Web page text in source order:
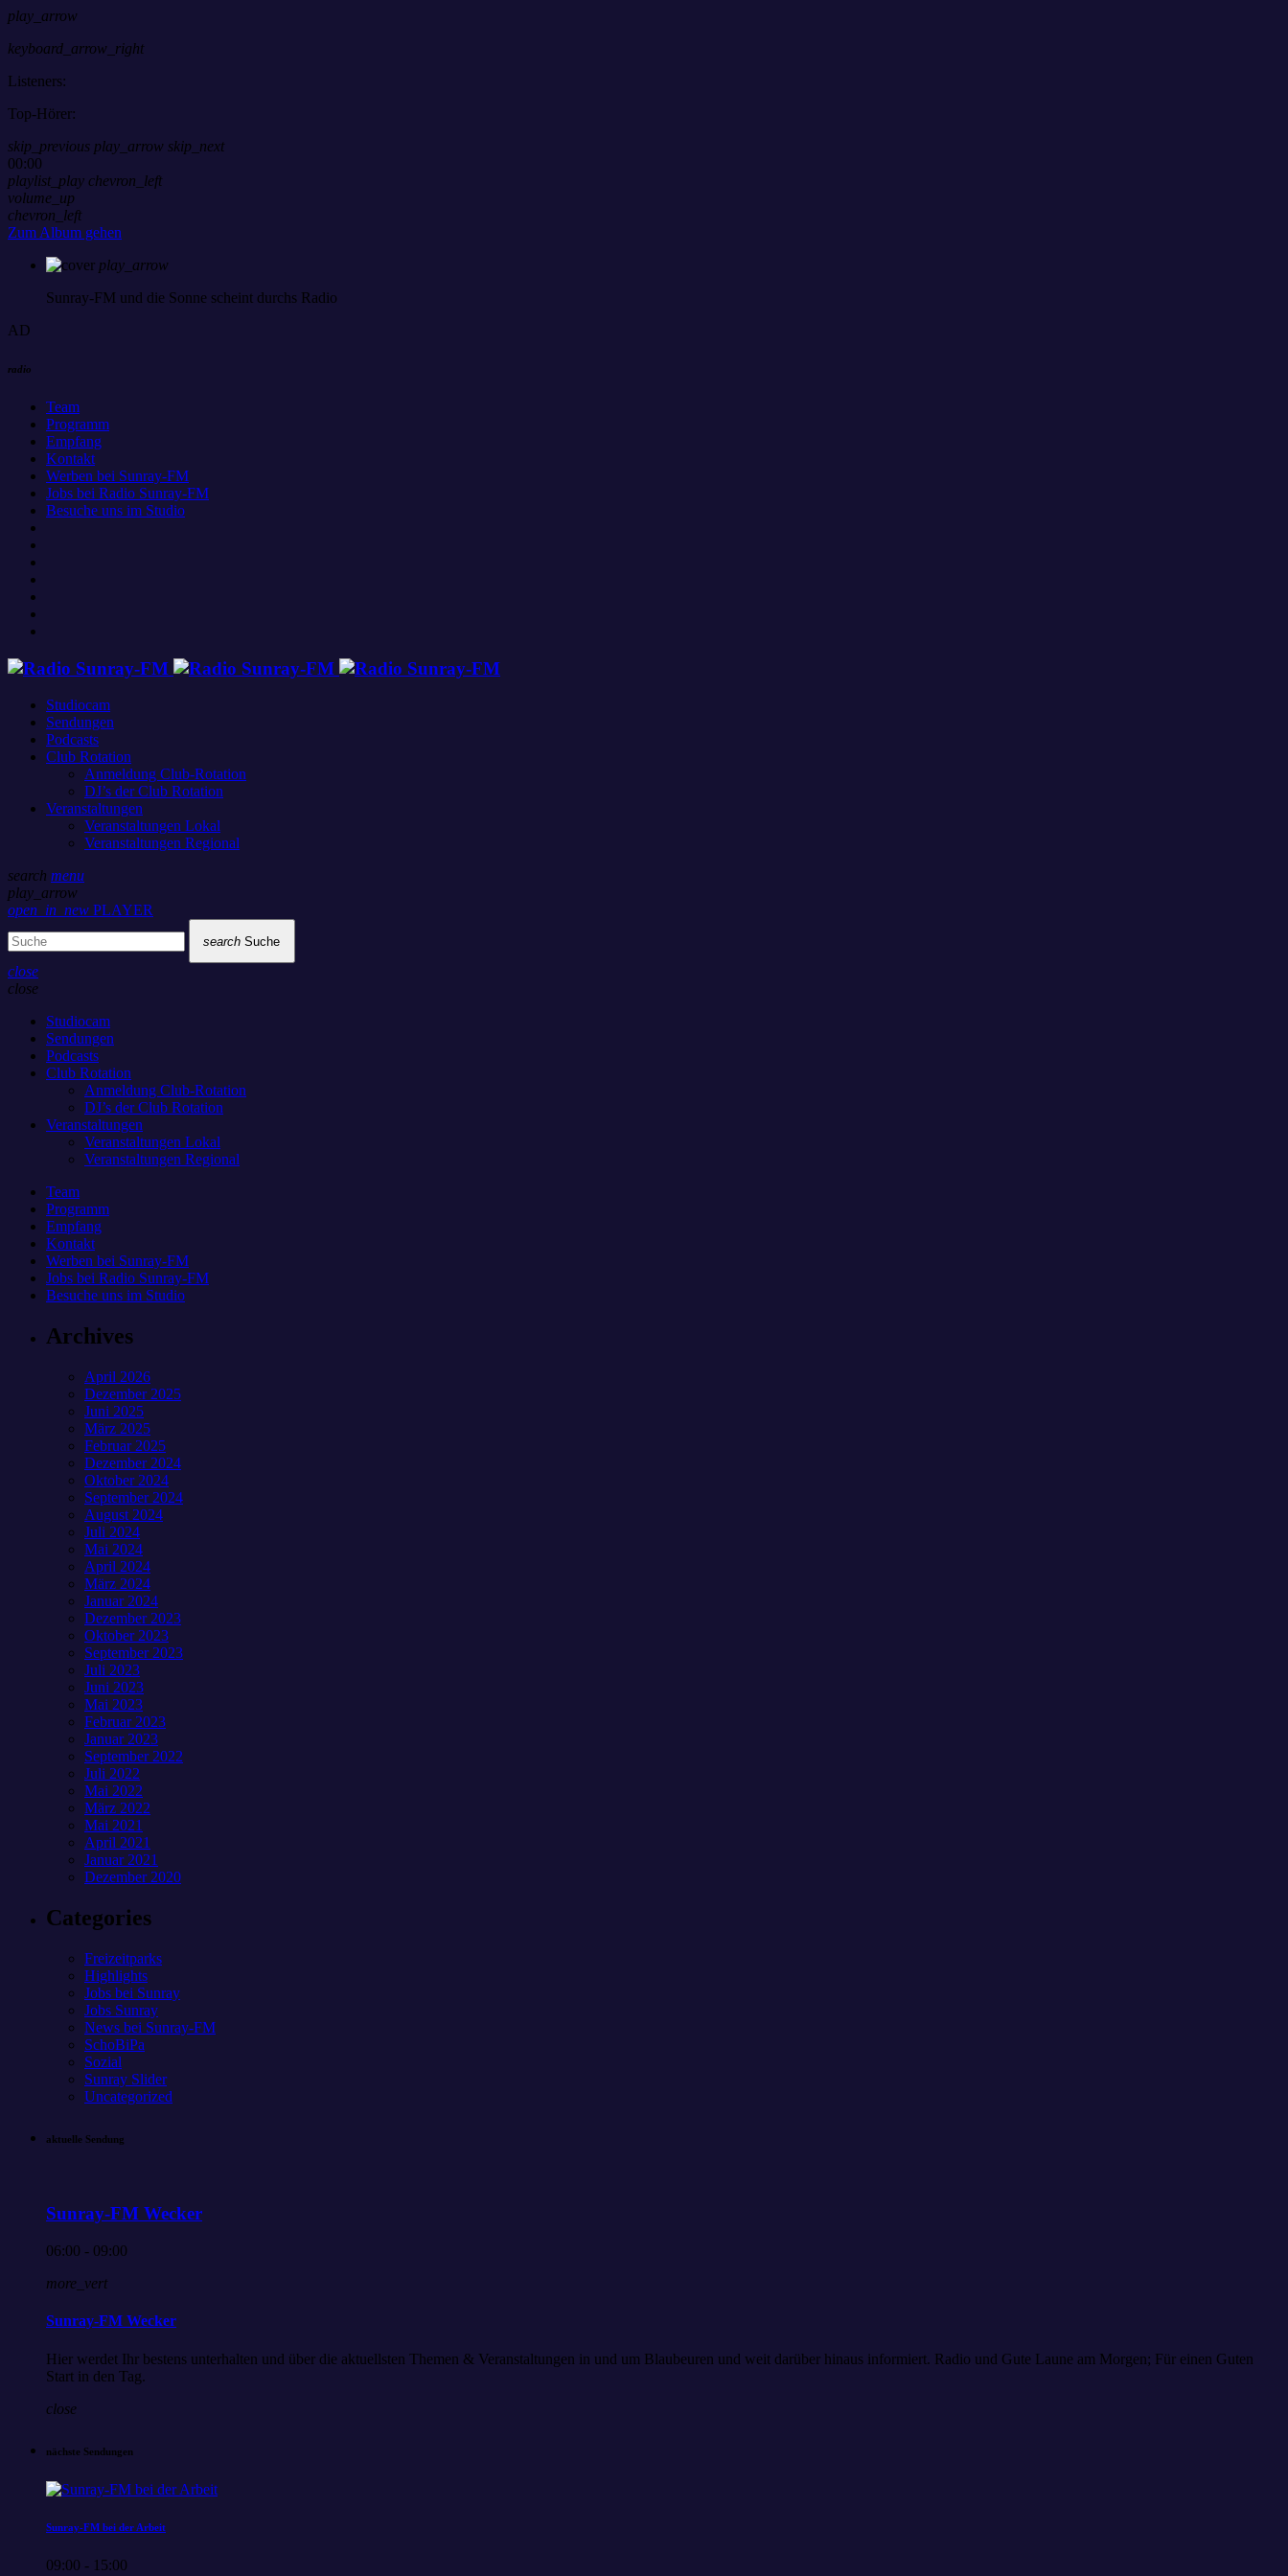
play_arrow
keyboard_arrow_right
Listeners:
Top-Hörer:
skip_previous play_arrow skip_next
00:00
playlist_play chevron_left
volume_up
chevron_left
Zum Album gehen
play_arrow
Sunray-FM und die Sonne scheint durchs Radio
AD
radio
Team
Programm
Empfang
Kontakt
Werben bei Sunray-FM
Jobs bei Radio Sunray-FM
Besuche uns im Studio
Studiocam
Sendungen
Podcasts
Club Rotation
Anmeldung Club-Rotation
DJ’s der Club Rotation
Veranstaltungen
Veranstaltungen Lokal
Veranstaltungen Regional
search menu
play_arrow
open_in_new PLAYER
search Suche
close
close
Studiocam
Sendungen
Podcasts
Club Rotation
Anmeldung Club-Rotation
DJ’s der Club Rotation
Veranstaltungen
Veranstaltungen Lokal
Veranstaltungen Regional
Team
Programm
Empfang
Kontakt
Werben bei Sunray-FM
Jobs bei Radio Sunray-FM
Besuche uns im Studio
Archives
April 2026
Dezember 2025
Juni 2025
März 2025
Februar 2025
Dezember 2024
Oktober 2024
September 2024
August 2024
Juli 2024
Mai 2024
April 2024
März 2024
Januar 2024
Dezember 2023
Oktober 2023
September 2023
Juli 2023
Juni 2023
Mai 2023
Februar 2023
Januar 2023
September 2022
Juli 2022
Mai 2022
März 2022
Mai 2021
April 2021
Januar 2021
Dezember 2020
Categories
Freizeitparks
Highlights
Jobs bei Sunray
Jobs Sunray
News bei Sunray-FM
SchoBiPa
Sozial
Sunray Slider
Uncategorized
aktuelle Sendung
Sunray-FM Wecker
06:00 - 09:00
more_vert
Sunray-FM Wecker
Hier werdet Ihr bestens unterhalten und über die aktuellsten Themen & Veranstaltungen in und um Blaubeuren und weit darüber hinaus informiert. Radio und Gute Laune am Morgen; Für einen Guten
Start in den Tag.
close
nächste Sendungen
Sunray-FM bei der Arbeit
09:00 - 15:00